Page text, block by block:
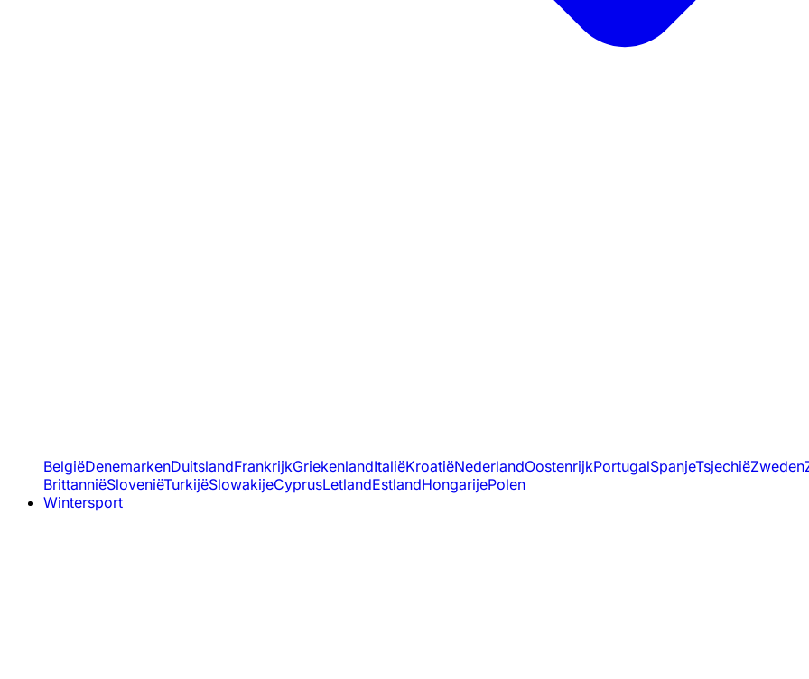
BelgiëDenemarkenDuitslandFrankrijkGriekenlandItaliëKroatiëNederlandOostenrijkPortugalSpanjeTsjechiëZweden
BrittanniëSloveniëTurkijëSlowakijeCyprusLetlandEstlandHongarijePolen
Wintersport